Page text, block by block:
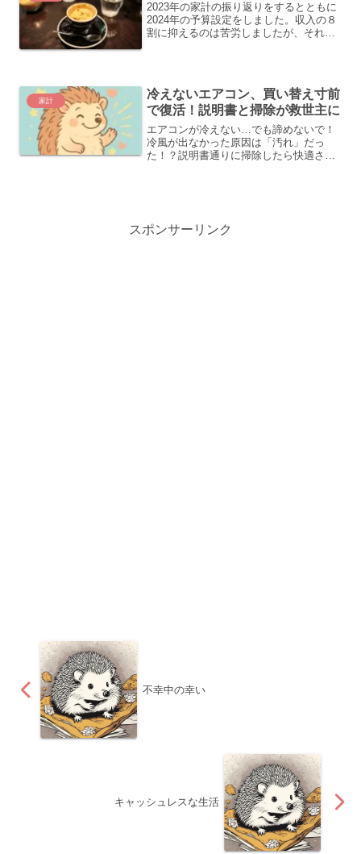
2023年の家計の振り返りをするとともに
2024年の予算設定をしました。収入の８
割に抑えるのは苦労しましたが、それだ
家計
冷えないエアコン、買い替え寸前
で復活！説明書と掃除が救世主に
エアコンが冷えない…でも諦めないで！
冷風が出なかった原因は「汚れ」だっ
た！？説明書通りに掃除したら快適さが
スポンサーリンク
不幸中の幸い
キャッシュレスな生活